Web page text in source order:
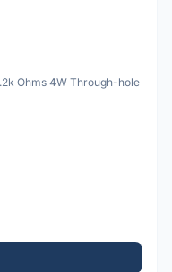
Ohms 4W Through-hole